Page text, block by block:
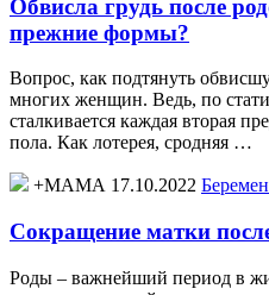
Обвисла грудь после
прежние формы?
Вопрос, как подтянуть
многих женщин. Ведь, по
сталкивается каждая вторая
пола. Как лотерея, сродняя …
+МАМА 17.10.2022
Сокращение матки
Роды – важнейший период в